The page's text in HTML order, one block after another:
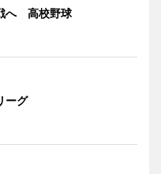
へ 高校野球
ーグ